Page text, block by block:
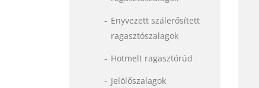
Enyvezett szálerősített
ragasztószalagok
Hotmelt ragasztórúd
Jelölőszalagok